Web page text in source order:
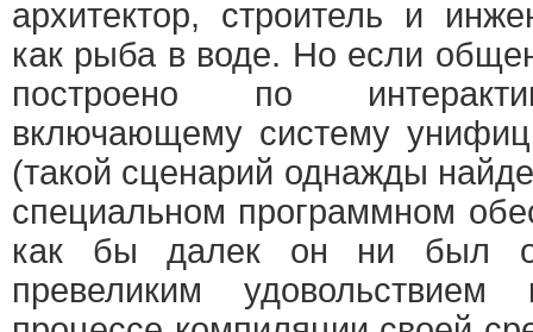
архитектор, строитель и
как рыба в воде. Но если
построено по
включающему систему
(такой сценарий однажды
специальном программном
как бы далек он ни был от
превеликим